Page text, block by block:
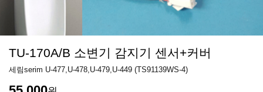
TU-170A/B 소변기 감지기 센서+커버
세림serim U-477,U-478,U-479,U-449 (TS91139WS-4)